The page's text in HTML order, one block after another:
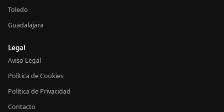
Toledo
Guadalajara
Legal
Aviso Legal
Política de Cookies
Política de Privacidad
Contacto